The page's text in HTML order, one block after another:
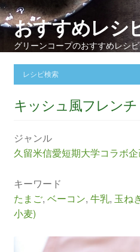
おすすめレシ
グリーンコープのおすすめレシ
キッシュ風フレンチ
ジャンル
久留米信愛短期大学コラボ
キーワード
たまご, ベーコン, 牛乳, 玉ね
小麦)